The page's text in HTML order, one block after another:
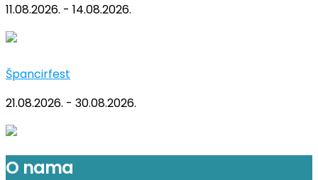
11.08.2026. - 14.08.2026.
Špancirfest
21.08.2026. - 30.08.2026.
O nama